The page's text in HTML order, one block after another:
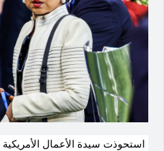
استحوذت سيدة الأعمال